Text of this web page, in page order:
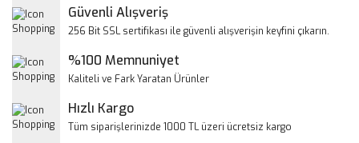
Yorum Yaz
Ürün resmi kalitesiz, bozuk veya görüntülenemiyor.
Ürün bilgilerinde hatalar bulunuyor.
Bu ürüne benzer farklı alternatifler olmalı.
Güvenli Alışveriş
256 Bit SSL sertifikası ile güvenli alışverişin keyfini çıkarın.
%100 Memnuniyet
Kaliteli ve Fark Yaratan Ürünler
Hızlı Kargo
Tüm siparişlerinizde 1000 TL üzeri ücretsiz kargo